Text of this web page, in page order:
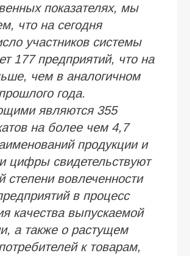
показателях, мы
что на сегодня
о участников системы
177 предприятий, что на
чем в аналогичном
года.
являются 355
на более чем 4,7
продукции и
цифры свидетельствуют
степени вовлеченности
в процесс
качества выпускаемой
а также о растущем
к товарам,